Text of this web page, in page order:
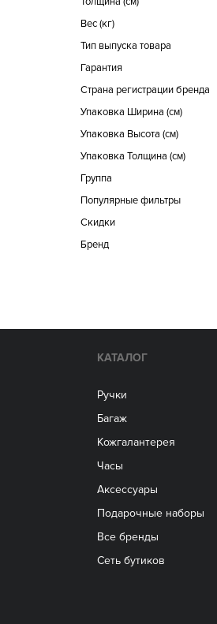
Вес (кг)
Тип выпуска товара
Гарантия
Страна регистрации бренда
Упаковка Ширина (см)
Упаковка Высота (см)
Упаковка Толщина (см)
Группа
Популярные фильтры
Скидки
Бренд
КАТАЛОГ
Ручки
Багаж
Кожгалантерея
Часы
Аксессуары
Подарочные наборы
Все бренды
Сеть бутиков